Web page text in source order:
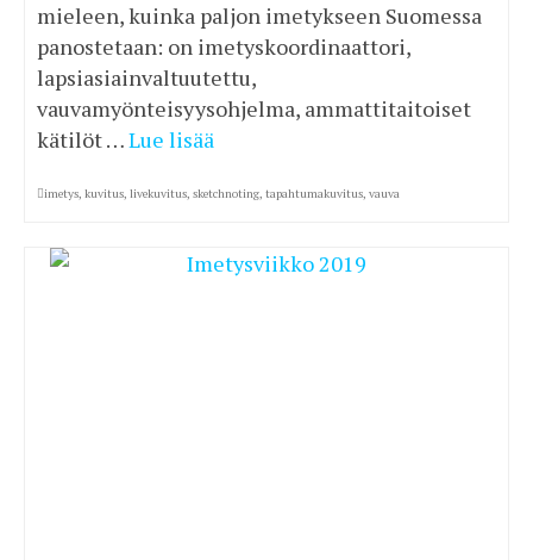
mieleen, kuinka paljon imetykseen Suomessa
panostetaan: on imetyskoordinaattori,
lapsiasiainvaltuutettu,
vauvamyönteisyysohjelma, ammattitaitoiset
kätilöt …Lue lisää
imetys, kuvitus, livekuvitus, sketchnoting, tapahtumakuvitus, vauva